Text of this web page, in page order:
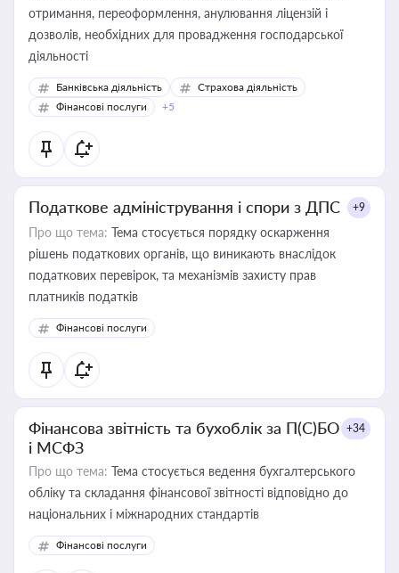
отримання, переоформлення, анулювання ліцензій і
дозволів, необхідних для провадження господарської
діяльності
Банківська діяльність
Страхова діяльність
Фінансові послуги
+5
Податкове адміністрування і спори з ДПС +9
Про що тема: Тема стосується порядку оскарження
рішень податкових органів, що виникають внаслідок
податкових перевірок, та механізмів захисту прав
платників податків
Фінансові послуги
Фінансова звітність та бухоблік за П(С)БО
і МСФЗ
+34
Про що тема: Тема стосується ведення бухгалтерського
обліку та складання фінансової звітності відповідно до
національних і міжнародних стандартів
Фінансові послуги